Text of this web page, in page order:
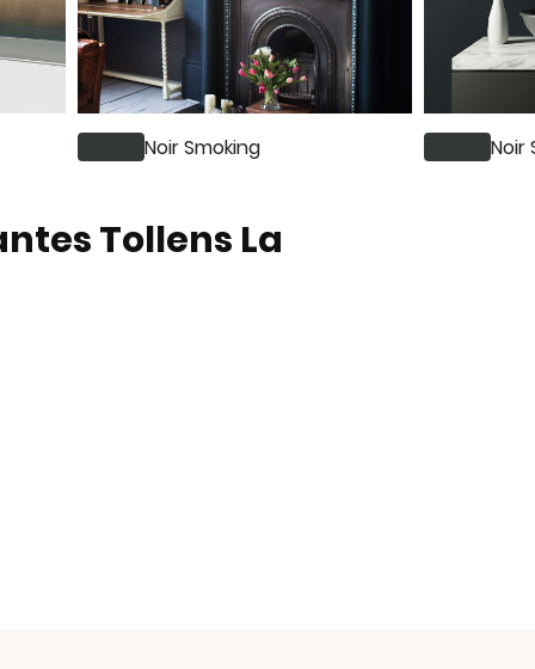
Noir Smoking Noir
Tollens La